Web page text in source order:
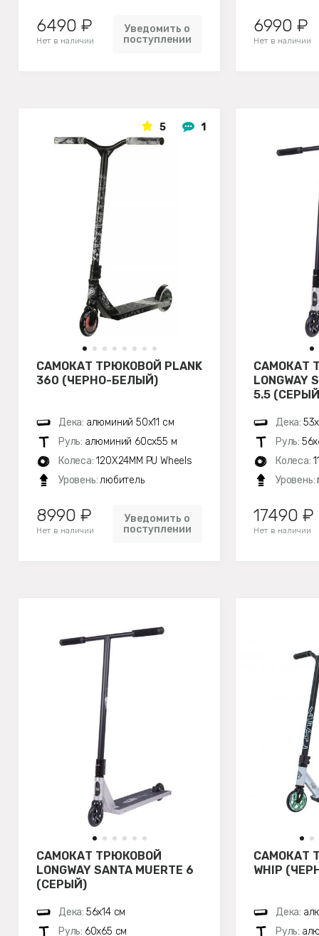
6490 ₽
Нет в наличии
Уведомить о
поступлении
6990 ₽
Нет в наличии
5 1
САМОКАТ ТРЮКОВОЙ PLANK
360 (ЧЕРНО-БЕЛЫЙ)
Дека: алюминий 50х11 см
Руль: алюминий 60сх55 м
Колеса: 120X24MM PU Wheels
Уровень:любитель
8990 ₽
Нет в наличии
Уведомить о
поступлении
САМОКАТ
LONGWAY
5.5
Дека:
Руль:
Колеса:
Уровень:
17490 ₽
Нет в наличии
САМОКАТ ТРЮКОВОЙ
LONGWAY SANTA MUERTE 6
(СЕРЫЙ)
Дека: 56х14 см
Руль: 60х65 см
САМОКАТ
WHIP
Дека:
Руль: